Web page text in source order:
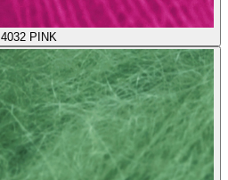
4032 PINK